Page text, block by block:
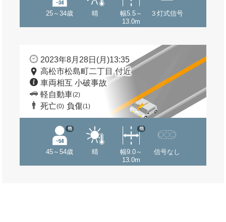
25～34歳 晴
幅5.5～
13.0m
３灯式信号
2023年8月28日(月)13:35
高松市松島町二丁目 付近
車両相互 小破事故
軽自動車(2)
死亡(0) 負傷(1)
45～54歳
他
晴
幅9.0～
13.0m
他
信号なし